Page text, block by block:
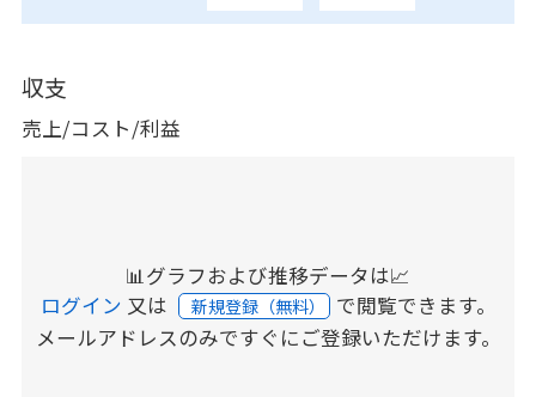
収支
売上/コスト/利益
📊グラフおよび推移データは📈
ログイン 又は 新規登録（無料） で閲覧できます。
メールアドレスのみですぐにご登録いただけます。